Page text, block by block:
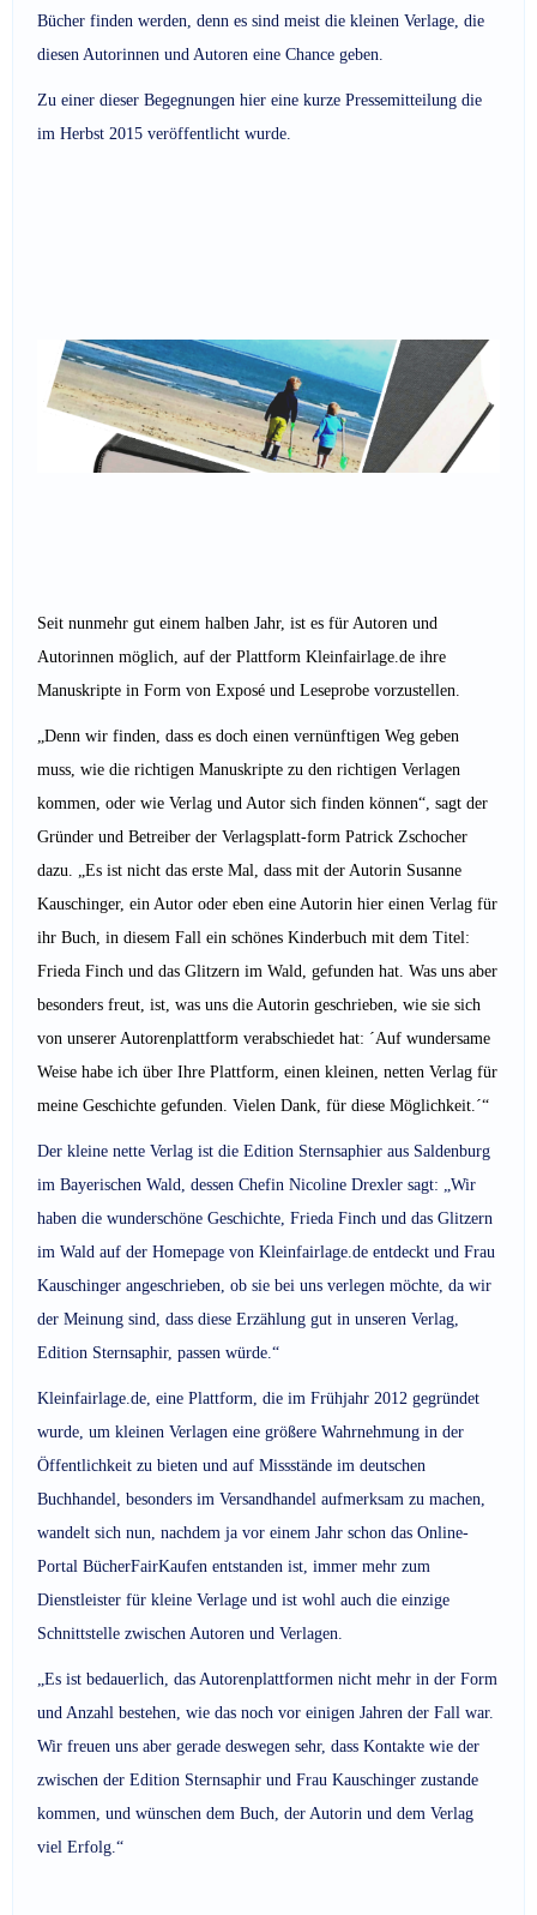
Bücher finden werden, denn es sind meist die kleinen Verlage, die
diesen Autorinnen und Autoren eine Chance geben.
Zu einer dieser Begegnungen hier eine kurze Pressemitteilung die
im Herbst 2015 veröffentlicht wurde.
Seit nunmehr gut einem halben Jahr, ist es für Autoren und
Autorinnen möglich, auf der Plattform Kleinfairlage.de ihre
Manuskripte in Form von Exposé und Leseprobe vorzustellen.
„Denn wir finden, dass es doch einen vernünftigen Weg geben
muss, wie die richtigen Manuskripte zu den richtigen Verlagen
kommen, oder wie Verlag und Autor sich finden können“, sagt der
Gründer und Betreiber der Verlagsplatt-form Patrick Zschocher
dazu. „Es ist nicht das erste Mal, dass mit der Autorin Susanne
Kauschinger, ein Autor oder eben eine Autorin hier einen Verlag für
ihr Buch, in diesem Fall ein schönes Kinderbuch mit dem Titel:
Frieda Finch und das Glitzern im Wald, gefunden hat. Was uns aber
besonders freut, ist, was uns die Autorin geschrieben, wie sie sich
von unserer Autorenplattform verabschiedet hat: ´Auf wundersame
Weise habe ich über Ihre Plattform, einen kleinen, netten Verlag für
meine Geschichte gefunden. Vielen Dank, für diese Möglichkeit.´“
Der kleine nette Verlag ist die Edition Sternsaphier aus Saldenburg
im Bayerischen Wald, dessen Chefin Nicoline Drexler sagt: „Wir
haben die wunderschöne Geschichte, Frieda Finch und das Glitzern
im Wald auf der Homepage von Kleinfairlage.de entdeckt und Frau
Kauschinger angeschrieben, ob sie bei uns verlegen möchte, da wir
der Meinung sind, dass diese Erzählung gut in unseren Verlag,
Edition Sternsaphir, passen würde.“
Kleinfairlage.de, eine Plattform, die im Frühjahr 2012 gegründet
wurde, um kleinen Verlagen eine größere Wahrnehmung in der
Öffentlichkeit zu bieten und auf Missstände im deutschen
Buchhandel, besonders im Versandhandel aufmerksam zu machen,
wandelt sich nun, nachdem ja vor einem Jahr schon das Online-
Portal BücherFairKaufen entstanden ist, immer mehr zum
Dienstleister für kleine Verlage und ist wohl auch die einzige
Schnittstelle zwischen Autoren und Verlagen.
„Es ist bedauerlich, das Autorenplattformen nicht mehr in der Form
und Anzahl bestehen, wie das noch vor einigen Jahren der Fall war.
Wir freuen uns aber gerade deswegen sehr, dass Kontakte wie der
zwischen der Edition Sternsaphir und Frau Kauschinger zustande
kommen, und wünschen dem Buch, der Autorin und dem Verlag
viel Erfolg.“